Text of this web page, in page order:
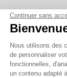
Continuer sans
Nous utilisons des
de personnaliser
fonctionnelles,
un contenu adapté